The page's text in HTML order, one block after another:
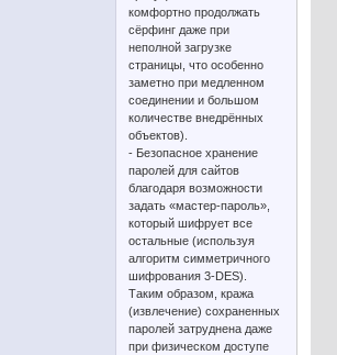
комфортно продолжать
сёрфинг даже при
неполной загрузке
страницы, что особенно
заметно при медленном
соединении и большом
количестве внедрённых
объектов).
- Безопасное хранение
паролей для сайтов
благодаря возможности
задать «мастер-пароль»,
который шифрует все
остальные (используя
алгоритм симметричного
шифрования 3-DES).
Таким образом, кража
(извлечение) сохраненных
паролей затруднена даже
при физическом доступе